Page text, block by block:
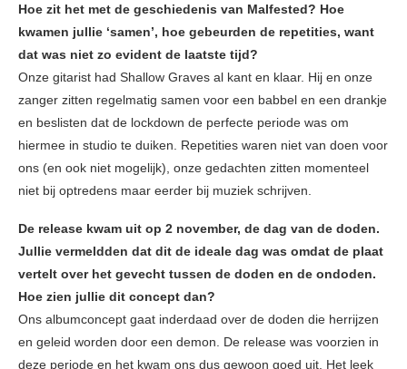
Hoe zit het met de geschiedenis van Malfested? Hoe
kwamen jullie ‘samen’, hoe gebeurden de repetities, want
dat was niet zo evident de laatste tijd?
Onze gitarist had Shallow Graves al kant en klaar. Hij en onze
zanger zitten regelmatig samen voor een babbel en een drankje
en beslisten dat de lockdown de perfecte periode was om
hiermee in studio te duiken. Repetities waren niet van doen voor
ons (en ook niet mogelijk), onze gedachten zitten momenteel
niet bij optredens maar eerder bij muziek schrijven.
De release kwam uit op 2 november, de dag van de doden.
Jullie vermeldden dat dit de ideale dag was omdat de plaat
vertelt over het gevecht tussen de doden en de ondoden.
Hoe zien jullie dit concept dan?
Ons albumconcept gaat inderdaad over de doden die herrijzen
en geleid worden door een demon. De release was voorzien in
deze periode en het kwam ons dus gewoon goed uit. Het leek